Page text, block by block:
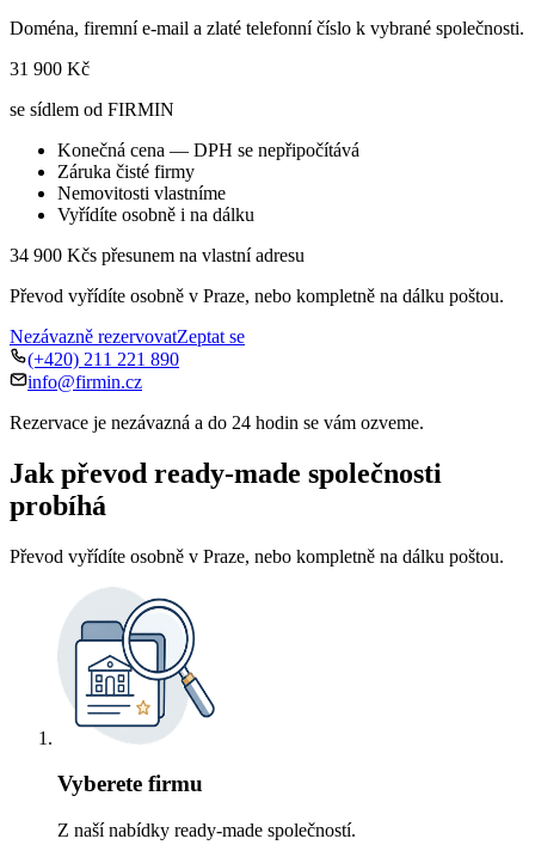
Doména, firemní e-mail a zlaté telefonní číslo k vybrané společnosti.
31 900 Kč
se sídlem od FIRMIN
Konečná cena — DPH se nepřipočítává
Záruka čisté firmy
Nemovitosti vlastníme
Vyřídíte osobně i na dálku
34 900 Kčs přesunem na vlastní adresu
Převod vyřídíte osobně v Praze, nebo kompletně na dálku poštou.
Nezávazně rezervovatZeptat se
(+420) 211 221 890
info@firmin.cz
Rezervace je nezávazná a do 24 hodin se vám ozveme.
Jak převod ready-made společnosti
probíhá
Převod vyřídíte osobně v Praze, nebo kompletně na dálku poštou.
Vyberete firmu
Z naší nabídky ready-made společností.